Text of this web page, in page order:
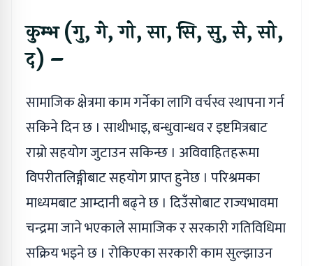
कुम्भ (गु, गे, गो, सा, सि, सु, से, सो,
द) –
सामाजिक क्षेत्रमा काम गर्नेका लागि वर्चस्व स्थापना गर्न
सकिने दिन छ । साथीभाइ, बन्धुवान्धव र इष्टमित्रबाट
राम्रो सहयोग जुटाउन सकिन्छ । अविवाहितहरूमा
विपरीतलिङ्गीबाट सहयोग प्राप्त हुनेछ । परिश्रमका
माध्यमबाट आम्दानी बढ्ने छ । दिउँसोबाट राज्यभावमा
चन्द्रमा जाने भएकाले सामाजिक र सरकारी गतिविधिमा
सक्रिय भइने छ । रोकिएका सरकारी काम सुल्झाउन